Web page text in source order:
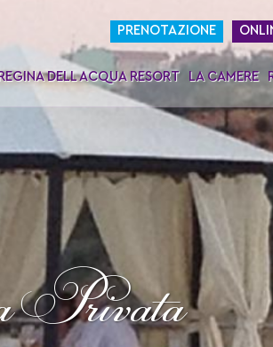
PRENOTAZIONE
DELL ACQUA RESORT LA CAMERE
Privata